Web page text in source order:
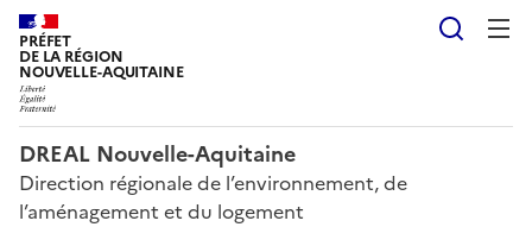
PRÉFET
DE LA RÉGION
NOUVELLE-AQUITAINE
DREAL Nouvelle-Aquitaine
Direction régionale de l’environnement, de
l’aménagement et du logement